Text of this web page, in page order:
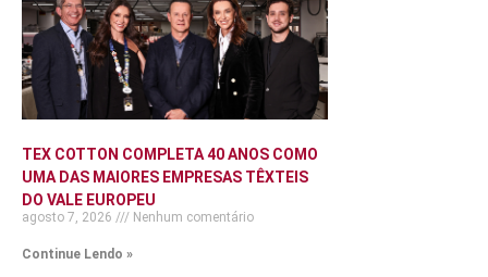
TEX COTTON COMPLETA 40 ANOS COMO
UMA DAS MAIORES EMPRESAS TÊXTEIS
DO VALE EUROPEU
agosto 7, 2026 Nenhum comentário
Continue Lendo »